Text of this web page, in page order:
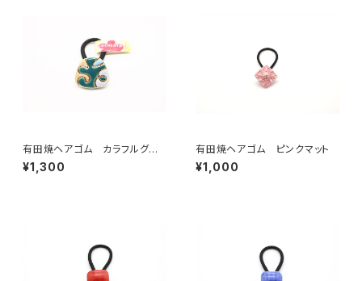
有田焼ヘアゴム カラフルグリ
ーン
¥1,300
有田焼ヘアゴム ピンクマット
¥1,000